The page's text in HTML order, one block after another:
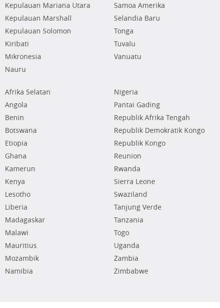
Kepulauan Mariana Utara
Kepulauan Marshall
Kepulauan Solomon
Kiribati
Mikronesia
Nauru
Samoa Amerika
Selandia Baru
Tonga
Tuvalu
Vanuatu
Afrika Selatan
Angola
Benin
Botswana
Etiopia
Ghana
Kamerun
Kenya
Lesotho
Liberia
Madagaskar
Malawi
Mauritius
Mozambik
Namibia
Nigeria
Pantai Gading
Republik Afrika Tengah
Republik Demokratik Kongo
Republik Kongo
Reunion
Rwanda
Sierra Leone
Swaziland
Tanjung Verde
Tanzania
Togo
Uganda
Zambia
Zimbabwe